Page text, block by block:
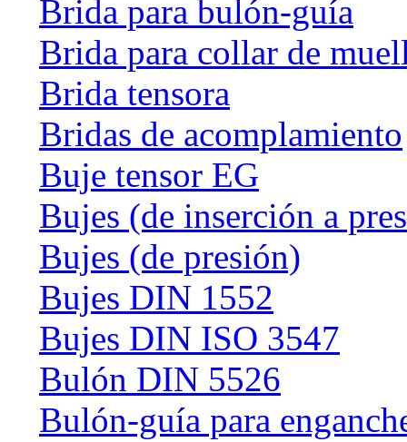
Brida para bulón-guía
Brida para collar de
Brida tensora
Bridas de acomplamiento
Buje tensor EG
Bujes (de inserción a
Bujes (de presión)
Bujes DIN 1552
Bujes DIN ISO 3547
Bulón DIN 5526
Bulón-guía para